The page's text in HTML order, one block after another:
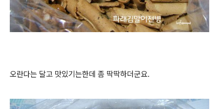
오란다는 달고 맛있기는한데 좀 딱딱하더군요.